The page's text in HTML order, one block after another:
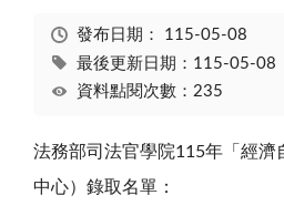
發布日期： 115-05-08
最後更新日期：115-05-08
資料點閱次數：235
法務部司法官學院115年「經濟
中心）錄取名單：